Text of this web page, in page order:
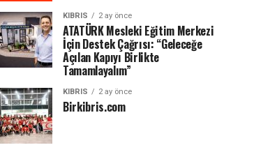
KIBRIS 2 ay önce
ATATÜRK Mesleki Eğitim Merkezi
İçin Destek Çağrısı: “Geleceğe
Açılan Kapıyı Birlikte
Tamamlayalım”
KIBRIS 2 ay önce
Birkibris.com